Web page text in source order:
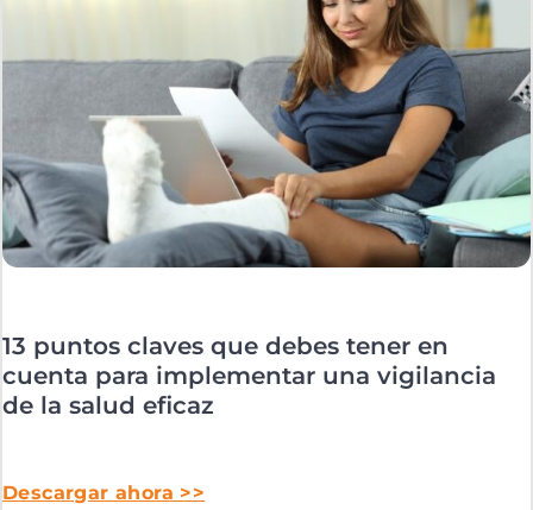
13 puntos claves que debes tener en
cuenta para implementar una vigilancia
de la salud eficaz
Descargar ahora >>